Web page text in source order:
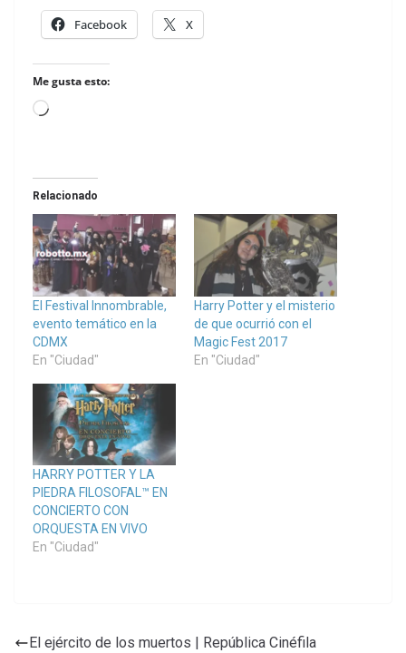
Facebook X
Me gusta esto:
Loading…
Relacionado
El Festival Innombrable,
evento temático en la
CDMX
En "Ciudad"
Harry Potter y el misterio
de que ocurrió con el
Magic Fest 2017
En "Ciudad"
HARRY POTTER Y LA
PIEDRA FILOSOFAL™ EN
CONCIERTO CON
ORQUESTA EN VIVO
En "Ciudad"
El ejército de los muertos | República Cinéfila